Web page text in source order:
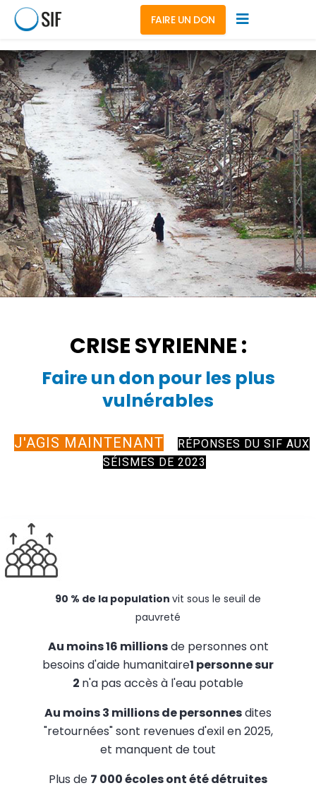
FAIRE UN DON
CRISE SYRIENNE :
Faire un don pour les plus
vulnérables
J'AGIS MAINTENANT
RÉPONSES DU SIF AUX
SÉISMES DE 2023
90 % de la population vit sous le seuil de
pauvreté
Au moins 16 millionsde personnes ont
besoins d'aide humanitaire1 personne sur
2 n'a pas accès à l'eau potable
Au moins 3 millions de personnesdites
"retournées" sont revenues d'exil en 2025,
et manquent de tout
Plus de 7 000 écoles ont été détruites